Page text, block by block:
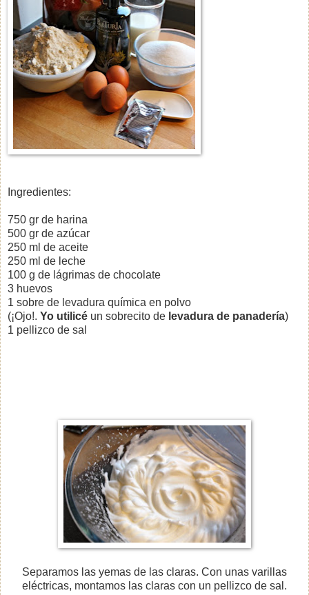
Ingredientes:
750 gr de harina
500 gr de azúcar
250 ml de aceite
250 ml de leche
100 g de lágrimas de chocolate
3 huevos
1 sobre de levadura química en polvo
(¡Ojo!. Yo utilicé un sobrecito de levadura de panadería)
1 pellizco de sal
Separamos las yemas de las claras. Con unas varillas
eléctricas, montamos las claras con un pellizco de sal.